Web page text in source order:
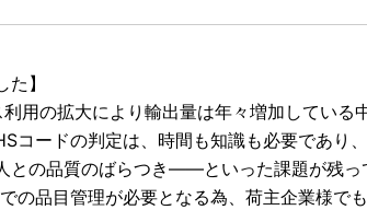
】
用の拡大により輸出量は年々増加してい
コードの判定は、時間も知識も必要であり
との品質のばらつき——といった課題が残
の品目管理が必要となる為、荷主企業様で